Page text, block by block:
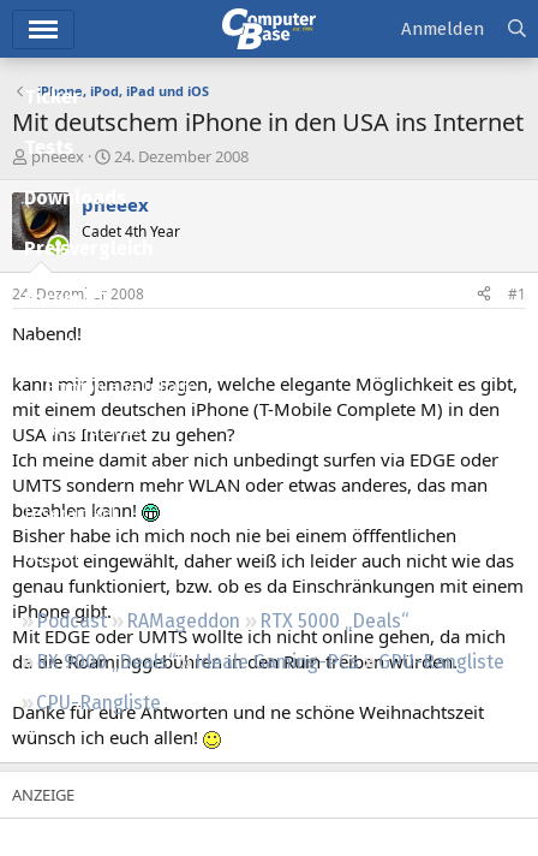
Ticker
Tests
Downloads
Preisvergleich
Forum
Aktuelles
Empfohlene Inhalte
Neue Beiträge
Neueste Aktivitäten
Leserartikel
Regeln
Podcast RAMageddon
RTX 5000 „Deals“
RX 9000 „Deals“
Ideale Gaming-PCs
GPU-Rangliste
CPU-Rangliste
Anmelden
iPhone, iPod, iPad und iOS
Mit deutschem iPhone in den USA ins Internet
E
s
t
e
e
r
pheeex
E
s
e
l
t
24. Dezember 2008
pheeex
Cadet 4th Year
24. Dezember 2008 #1
Nabend!
kann mir jemand sagen, welche elegante Möglichkeit es gibt,
mit einem deutschen iPhone (T-Mobile Complete M) in den
USA ins Internet zu gehen?
Ich meine damit aber nich unbedingt surfen via EDGE oder
UMTS sondern mehr WLAN oder etwas anderes, das man
bezahlen kann!
Bisher habe ich mich noch nie bei einem öfffentlichen
Hotspot eingewählt, daher weiß ich leider auch nicht wie das
genau funktioniert, bzw. ob es da Einschränkungen mit einem
iPhone gibt.
Mit EDGE oder UMTS wollte ich nicht online gehen, da mich
da die Roaminggebühren in den Ruin treiben würden.
Danke für eure Antworten und ne schöne Weihnachtszeit
wünsch ich euch allen!